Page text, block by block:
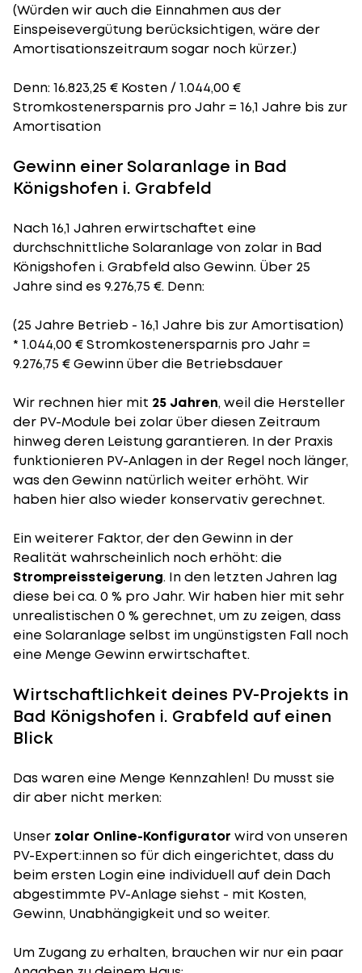
(Würden wir auch die Einnahmen aus der
Einspeisevergütung berücksichtigen, wäre der
Amortisationszeitraumsogar noch kürzer.)
Denn: 16.823,25 € Kosten / 1.044,00 €
Stromkostenersparnis pro Jahr = 16,1 Jahre bis zur
Amortisation
Gewinn einer Solaranlage in Bad
Königshofen i. Grabfeld
Nach 16,1 Jahren erwirtschaftet eine
durchschnittliche Solaranlage von zolar in Bad
Königshofen i. Grabfeld also Gewinn. Über 25
Jahre sind es 9.276,75 €. Denn:
(25 Jahre Betrieb - 16,1 Jahre bis zur Amortisation)
* 1.044,00 € Stromkostenersparnis pro Jahr =
9.276,75 € Gewinn über die Betriebsdauer
Wir rechnen hier mit 25 Jahren, weil die Hersteller
der PV-Module bei zolar über diesen Zeitraum
hinweg deren Leistung garantieren. In der Praxis
funktionieren PV-Anlagen in der Regel noch länger,
was den Gewinn natürlich weiter erhöht. Wir
haben hier also wieder konservativ gerechnet.
Ein weiterer Faktor, der den Gewinn in der
Realität wahrscheinlich noch erhöht: die
Strompreissteigerung. In den letzten Jahren lag
diese bei ca. 0 % pro Jahr. Wir haben hier mit sehr
unrealistischen 0 % gerechnet, um zu zeigen, dass
eine Solaranlage selbst im ungünstigsten Fall noch
eine Menge Gewinn erwirtschaftet.
Wirtschaftlichkeit deines PV-Projekts in
Bad Königshofen i. Grabfeld auf einen
Blick
Das waren eine Menge Kennzahlen! Du musst sie
dir aber nicht merken:
Unser zolar Online-Konfigurator wird von unseren
PV-Expert:innen so für dich eingerichtet, dass du
beim ersten Login eine individuell auf dein Dach
abgestimmte PV-Anlage siehst - mit Kosten,
Gewinn, Unabhängigkeit und so weiter.
Um Zugang zu erhalten, brauchen wir nur ein paar